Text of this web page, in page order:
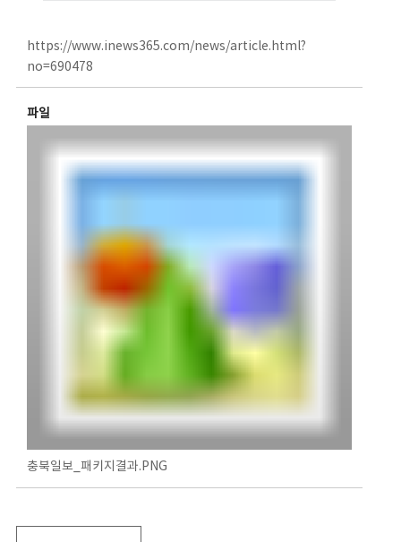
https://www.inews365.com/news/article.html?
no=690478
파일
충북일보_패키지결과.PNG